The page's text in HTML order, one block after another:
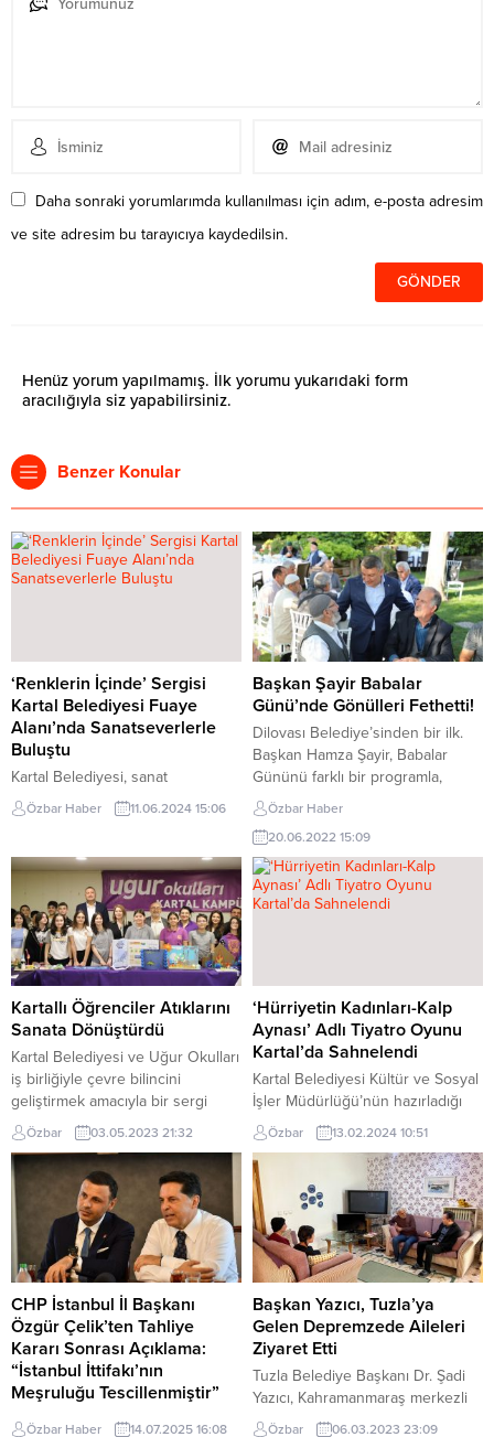
Daha sonraki yorumlarımda kullanılması için adım, e-posta adresim
ve site adresim bu tarayıcıya kaydedilsin.
Henüz yorum yapılmamış. İlk yorumu yukarıdaki form
aracılığıyla siz yapabilirsiniz.
Benzer Konular
‘Renklerin İçinde’ Sergisi
Kartal Belediyesi Fuaye
Alanı’nda Sanatseverlerle
Buluştu
Kartal Belediyesi, sanat
tutkunlarını ve sanata gönül
verenleri buluşturmaya devam
Kartal Belediyesi kreş öğrencileri
ve Hasan Seçkin’in kurduğu
Hasat Sanat
Atölyesiöğrencilerinin katılımı ile
oluşturduğu ‘Renklerin İçinde’
adlı karma serginin açılışı yapıldı.
8-18 yaşöğrencilerinin
eserlerinden oluşan karma sergi,
Kartal Belediyesi Fuaye Alanı’nda
düzenlenen
açılışlasanatseverlerle
buluştu.Akrilik boya tekniği
kullanılarak...
Özbar Haber 11.06.2024 15:06
Başkan Şayir Babalar
Günü’nde Gönülleri Fethetti!
Dilovası Belediye’sinden bir ilk.
Başkan Hamza Şayir, Babalar
Gününü farklı bir programla,
ilçede ki 70 yaş ve üstü babalar
ile bir araya geldi. Dilovası’nda
yaşayan 70 yaş üstü tüm babaları
düzenlenen programla bir araya
getiren Dilovası Belediye Başkanı
Hamza Şayir, tüm babaların
Özbar Haber
20.06.2022 15:09
Kartallı Öğrenciler Atıklarını
Sanata Dönüştürdü
Kartal Belediyesi ve Uğur Okulları
iş birliğiyle çevre bilincini
geliştirmek amacıyla bir sergi
düzenlendi. Kartallı öğrencilerin
çalışmalarından oluşan ‘Atıktan
Sanata’ isimli sergi, Kartal
Belediyesi’nin giriş katında
bulunan fuaye alanında açıldı.
Kartal Belediyesi İklim Değişikliği
ve Sıfır Atık Müdürlüğü’nün
düzenlediği etkinlikte, Uğur
Okulları’nda öğrenim gören
beşinci ve altıncı sınıf
öğrencilerinin çalışmaları...
Özbar 03.05.2023 21:32
‘Hürriyetin Kadınları-Kalp
Aynası’ Adlı Tiyatro Oyunu
Kartal’da Sahnelendi
Kartal Belediyesi Kültür ve Sosyal
İşler Müdürlüğü’nün hazırladığı
Şubat ayı kültür sanat etkinlikleri
kapsamında Uğur Mumcu Kültür
Merkezi’nde “Hürriyetin Kadınları-
Kalp Aynası” adlı tiyatro oyunu
sahnelendi. Ezgi Gürçay’ın yazıp
yönettiği ve oyuncu Sinem
Sağlam ile birlikte rol aldığı
“Hürriyetin Kadınları-Kalp Aynası”
adlı tiyatro oyunu Kartallı
seyircisinden tam not aldı. Uğur
Mumcu...
Özbar 13.02.2024 10:51
CHP İstanbul İl Başkanı
Özgür Çelik’ten Tahliye
Kararı Sonrası Açıklama:
“İstanbul İttifakı’nın
Meşruluğu Tescillenmiştir”
Esenyurt Belediye Başkanı Prof.
Özbar Haber 14.07.2025 16:08
Başkan Yazıcı, Tuzla’ya
Gelen Depremzede Aileleri
Ziyaret Etti
Tuzla Belediye Başkanı Dr. Şadi
Yazıcı, Kahramanmaraş merkezli
meydana gelen ve 11 ili etkileyen
Özbar 06.03.2023 23:09